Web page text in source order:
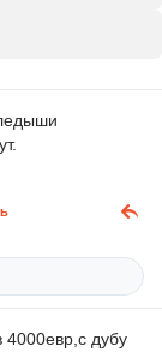
4000евр,с дубу